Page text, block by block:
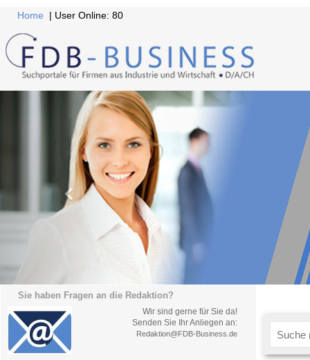
Home | User Online: 80
Sie haben Fragen an die Redaktion?
Wir sind gerne für Sie da!
Senden Sie Ihr Anliegen an:
Redaktion@FDB-Business.de